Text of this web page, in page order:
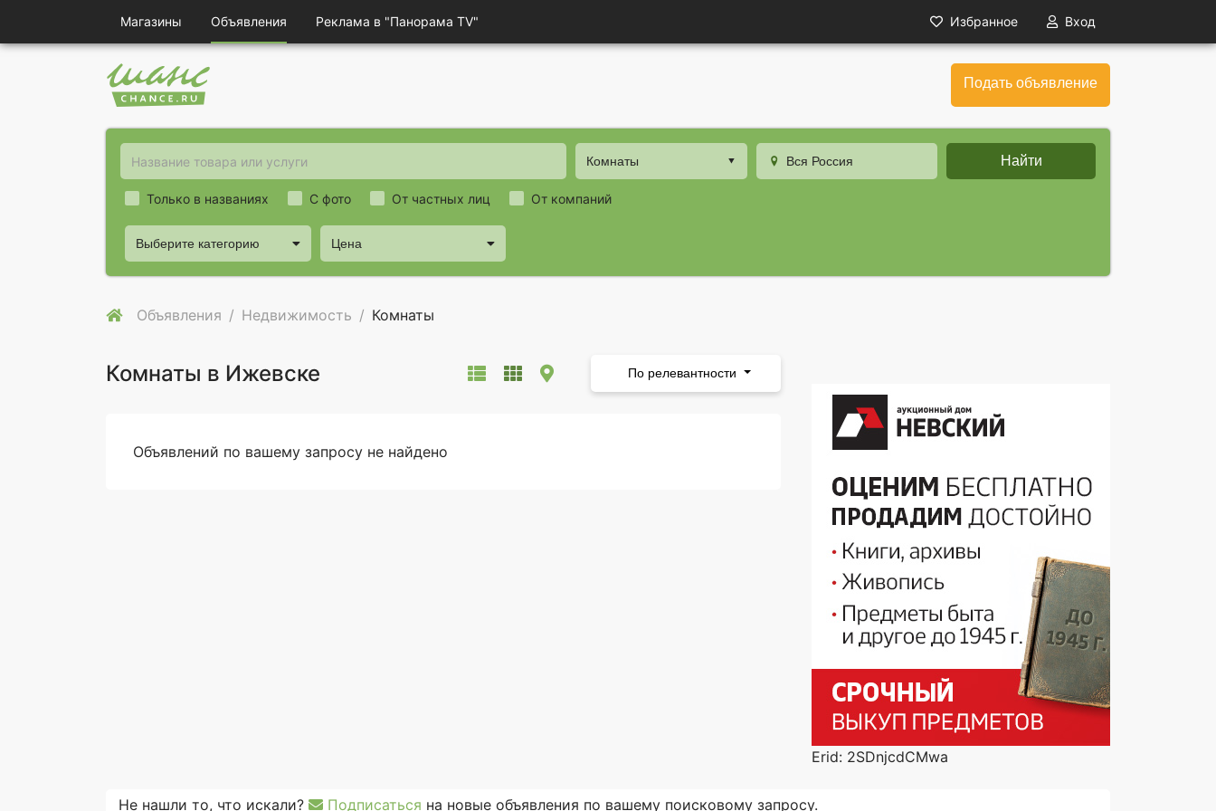
Магазины Объявления Реклама в "Панорама TV" Избранное Вход
Подать объявление
Комнаты Вся Россия Найти
Только в названиях
Выберите категорию Цена
С фото От частных лиц От компаний
Объявления Недвижимость Комнаты
Комнаты в Ижевске По релевантности
Объявлений по вашему запросу не найдено
Erid: 2SDnjcdCMwa
Не нашли то, что искали? Подписаться на новые объявления по вашему поисковому запросу.